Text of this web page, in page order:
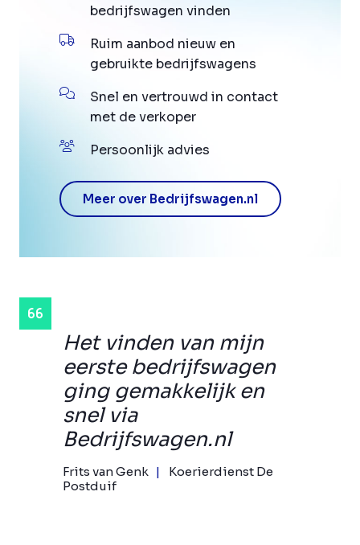
Het vinden van mijn
eerste bedrijfswagen
ging gemakkelijk en
snel via
Bedrijfswagen.nl
Frits van Genk
Koerierdienst De
Postduif
bedrijfswagen vinden
Ruim aanbod nieuw en
gebruikte bedrijfswagens
Snel en vertrouwd in contact
met de verkoper
Persoonlijk advies
Meer over Bedrijfswagen.nl